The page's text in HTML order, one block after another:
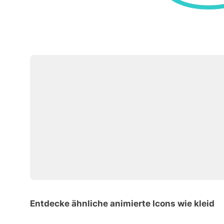
Entdecke ähnliche animierte Icons wie kleid